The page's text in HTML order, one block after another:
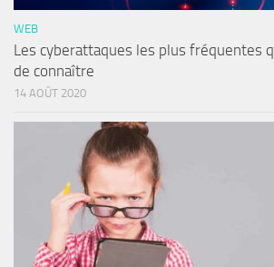
WEB
Les cyberattaques les plus fréquentes
de connaître
14 AOÛT 2020